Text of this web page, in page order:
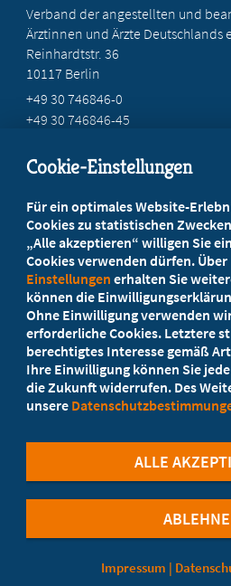
Verband der angestellten und
Ärztinnen und Ärzte Deutschlands
Reinhardtstr. 36
10117 Berlin
+49 30 746846-0
+49 30 746846-45
Ihr Landesverband berät Sie!
Ansprechpartner
Werden Sie jetzt
5 Vorteile einer
Cookie-Einstellungen
Cookie-Einstellungen
Für ein optimales Website-
Cookies zu statistischen
„Alle akzeptieren“ willigen Sie
Cookies verwenden dürfen. Über
Einstellungen erhalten Sie
können die
Ohne Einwilligung verwenden
erforderliche Cookies. Letztere
berechtigtes Interesse gemäß
Ihre Einwilligung können Sie
die Zukunft widerrufen. Des
unsere
ALLE
Impressum |